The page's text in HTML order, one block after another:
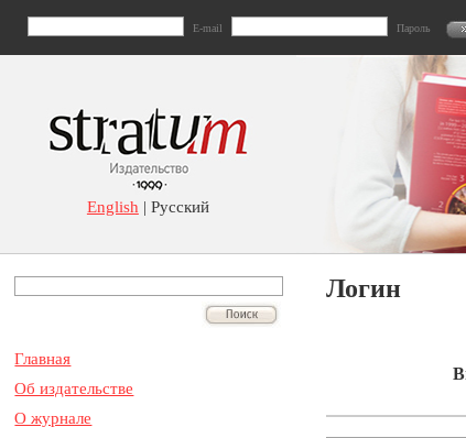
E-mail Пароль
English | Русский
Главная
Об издательстве
О журнале
Логин